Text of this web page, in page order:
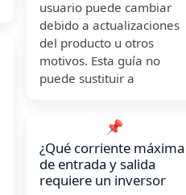
usuario puede cambiar
debido a actualizaciones
del producto u otros
motivos. Esta guía no
puede sustituir a
📌
¿Qué corriente máxima
de entrada y salida
requiere un inversor